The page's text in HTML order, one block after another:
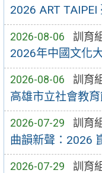
2026 ART
2026-08-06 訓育
2026年中國文化
2026-08-06 訓育
高雄市立社會教
2026-07-29 訓育
曲韻新聲：2026
2026-07-29 訓育